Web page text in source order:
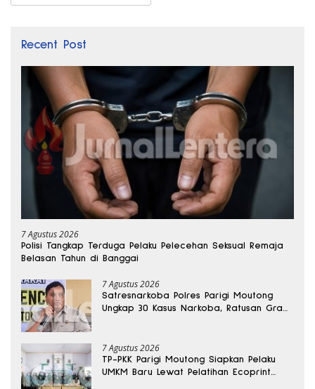
Recent Post
7 Agustus 2026
Polisi Tangkap Terduga Pelaku Pelecehan Seksual Remaja
Belasan Tahun di Banggai
7 Agustus 2026
Satresnarkoba Polres Parigi Moutong
Ungkap 30 Kasus Narkoba, Ratusan Gram
7 Agustus 2026
TP-PKK Parigi Moutong Siapkan Pelaku
UMKM Baru Lewat Pelatihan Ecoprint